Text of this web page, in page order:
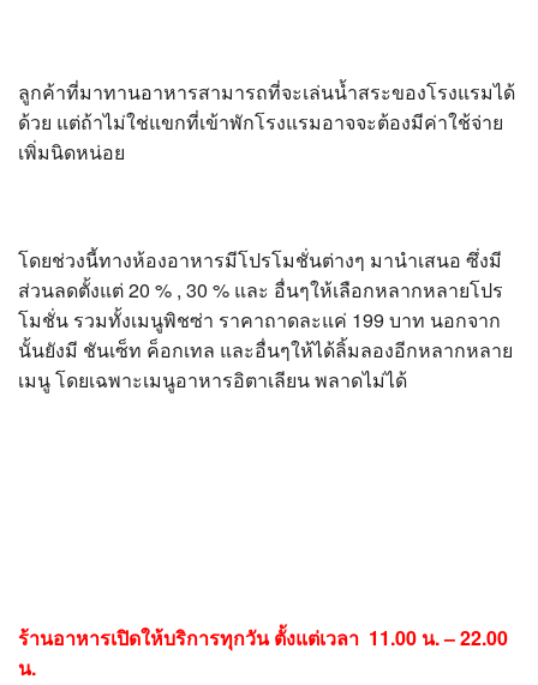
ลูกค้าที่มาทานอาหารสามารถที่จะเล่นน้ำสระของโรงแรมได้
ด้วย แต่ถ้าไม่ใช่แขกที่เข้าพักโรงแรมอาจจะต้องมีค่าใช้จ่าย
เพิ่มนิดหน่อย
โดยช่วงนี้ทางห้องอาหารมีโปรโมชั่นต่างๆ มานำเสนอ ซึ่งมี
ส่วนลดตั้งแต่ 20 % , 30 % และ อื่นๆให้เลือกหลากหลายโปร
โมชั่น รวมทั้งเมนูพิชซ่า ราคาถาดละแค่ 199 บาท นอกจาก
นั้นยังมี ชันเซ็ท ค็อกเทล และอื่นๆให้ได้ลิ้มลองอีกหลากหลาย
เมนู โดยเฉพาะเมนูอาหารอิตาเลียน พลาดไม่ได้
ร้านอาหารเปิดให้บริการทุกวัน ตั้งแต่เวลา 11.00 น. – 22.00
น.